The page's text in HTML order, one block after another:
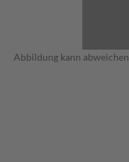
Abbildung kann abweichen